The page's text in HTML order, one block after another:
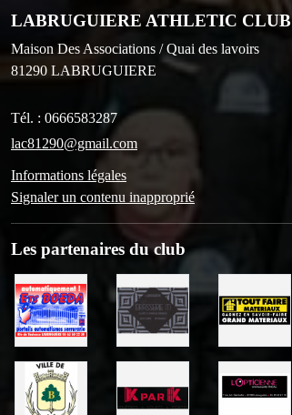
LABRUGUIERE ATHLETIC CLUB
Maison Des Associations / Quai des lavoirs
81290 LABRUGUIERE
Tél. : 0666583287
lac81290@gmail.com
Informations légales
Signaler un contenu inapproprié
Les partenaires du club